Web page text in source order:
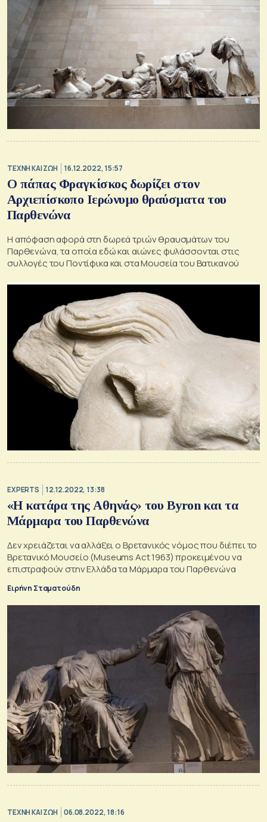
TΕΧΝΗ ΚΑΙ ΖΩΗ 16.12.2022, 15:57
Ο πάπας Φραγκίσκος δωρίζει στον
Αρχιεπίσκοπο Ιερώνυμo θραύσματα του
Παρθενώνα
Η απόφαση αφορά στη δωρεά τριών θραυσμάτων του
Παρθενώνα, τα οποία εδώ και αιώνες φυλάσσονται στις
συλλογές του Ποντίφικα και στα Μουσεία του Βατικανού
EXPERTS 12.12.2022, 13:38
«Η κατάρα της Αθηνάς» του Byron και τα
Μάρμαρα του Παρθενώνα
Δεν χρειάζεται να αλλάξει ο Βρετανικός νόμος που διέπει το
Βρετανικό Μουσείο (Museums Act 1963) προκειμένου να
επιστραφούν στην Ελλάδα τα Μάρμαρα του Παρθενώνα
Ειρήνη Σταματούδη
TΕΧΝΗ ΚΑΙ ΖΩΗ 06.08.2022, 18:16